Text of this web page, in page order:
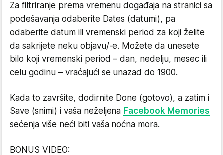
Za filtriranje prema vremenu događaja na stranici sa
podešavanja odaberite Dates (datumi), pa
odaberite datum ili vremenski period za koji želite
da sakrijete neku objavu/-e. Možete da unesete
bilo koji vremenski period – dan, nedelju, mesec ili
celu godinu – vraćajući se unazad do 1900.
Kada to završite, dodirnite Done (gotovo), a zatim i
Save (snimi) i vaša neželjena Facebook Memories
sećenja više neći biti vaša noćna mora.
BONUS VIDEO: